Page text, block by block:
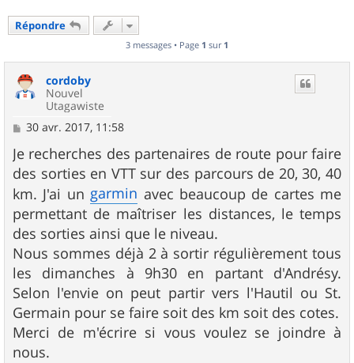
Répondre
3 messages • Page 1 sur 1
cordoby
Nouvel
Utagawiste
M
s
s
a
g
e
30 avr. 2017, 11:58
Je recherches des partenaires de route pour faire
des sorties en VTT sur des parcours de 20, 30, 40
km. J'ai ungarmin avec beaucoup de cartes me
permettant de maîtriser les distances, le temps
des sorties ainsi que le niveau.
Nous sommes déjà 2 à sortir régulièrement tous
les dimanches à 9h30 en partant d'Andrésy.
Selon l'envie on peut partir vers l'Hautil ou St.
Germain pour se faire soit des km soit des cotes.
Merci de m'écrire si vous voulez se joindre à
nous.